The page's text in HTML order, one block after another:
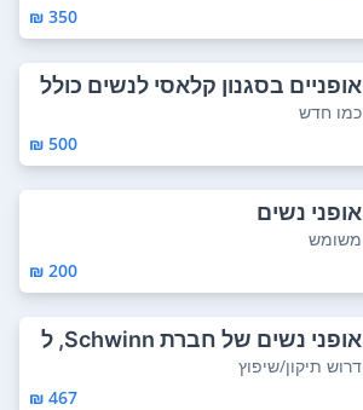
350 ₪
אופניים בסגנון קלאסי לנשים כולל
מושב ח...
כמו חדש
500 ₪
אופני נשים
משומש
200 ₪
אופני נשים של חברת Schwinn, ל
בנות ונוחות...
דרוש תיקון/שיפוץ
467 ₪